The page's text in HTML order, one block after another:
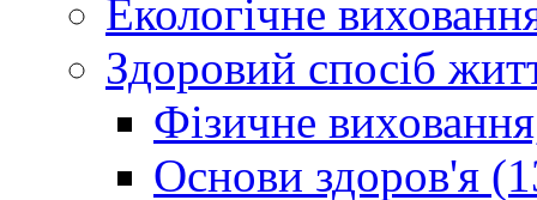
Екологічне
Здоровий спосіб
Фізичне
Основи здоров'я